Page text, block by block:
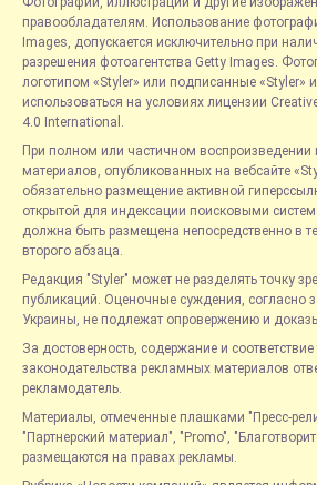
правообладателям. Использование
Images, допускается исключительно при
разрешения фотоагентства Getty Images.
логотипом «Styler» или подписанные «Styler»
использоваться на условиях лицензии
4.0 International.
При полном или частичном
материалов, опубликованных на вебсайте
обязательно размещение активной
открытой для индексации поисковыми
должна быть размещена непосредственно в
второго абзаца.
Редакция "Styler" может не разделять точку
публикаций. Оценочные суждения, согласно
Украины, не подлежат опровержению и
За достоверность, содержание и
законодательства рекламных материалов
рекламодатель.
Материалы, отмеченные плашками "Пресс-
"Партнерский материал", "Promo",
размещаются на правах рекламы.